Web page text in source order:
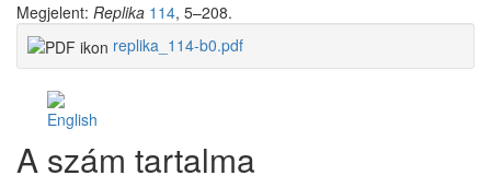
Megjelent: Replika 114, 5–208.
replika_114-b0.pdf
Likeon
A szám tartalma